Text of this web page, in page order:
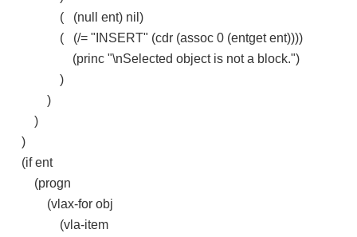
( (null ent) nil)
( (/= "INSERT" (cdr (assoc 0 (entget ent))))
(princ "\nSelected object is not a block.")
)
)
)
)
(if ent
(progn
(vlax-for obj
(vla-item